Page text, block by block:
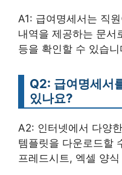
A1: 급여명세서는 직
내역을 제공하는 문서
등을 확인할 수 있습니
Q2: 급여명세서
있나요?
A2: 인터넷에서 다양
템플릿을 다운로드할
프레드시트, 엑셀 양